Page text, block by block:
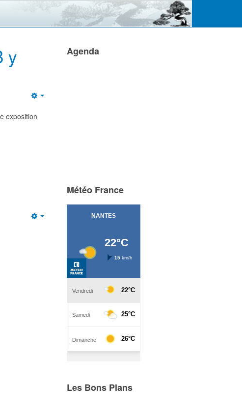
y
exposition
Agenda
Météo France
Les Bons Plans